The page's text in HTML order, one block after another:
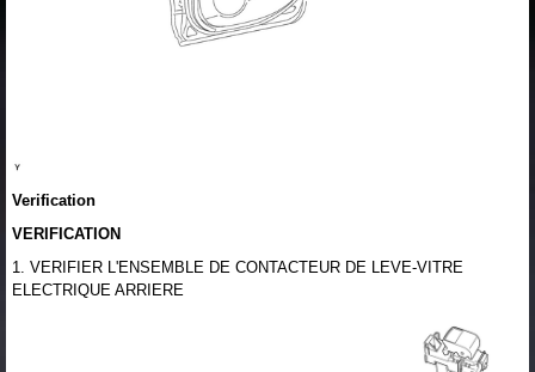
Verification
VERIFICATION
1. VERIFIER L'ENSEMBLE DE CONTACTEUR DE LEVE-VITRE
ELECTRIQUE ARRIERE